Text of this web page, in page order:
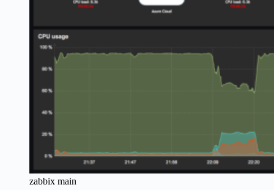
zabbix main